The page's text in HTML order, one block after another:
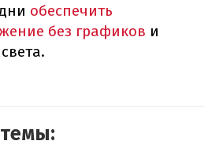
обеспечить
без графиков и